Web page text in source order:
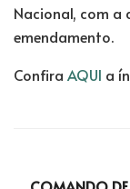
Nacional, com a
emendamento.
Confira AQUI a